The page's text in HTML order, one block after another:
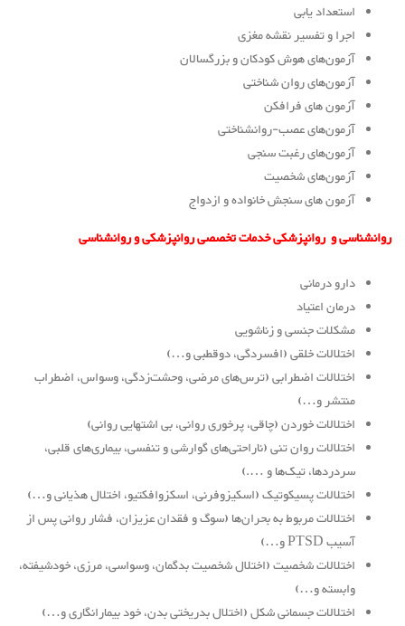
استعداد یابی
اجرا و تفسیر نقشه مغزی
آزمون‌های هوش کودکان و بزرگسالان
آزمون‌های روان شناختی
آزمون های فرافکن
آزمون‌های عصب-روانشناختی
آزمون‌های رغبت سنجی
آزمون‌های شخصیت
آزمون های سنجش خانواده و ازدواج
روانشناسی و روانپزشکیخدمات تخصصی روانپزشکی و روانشناسی
دارو درمانی
درمان اعتیاد
مشکلات جنسی و زناشویی
اختلالات خلقی (افسردگی، دوقطبی و…)
اختلالات اضطرابی (ترس‌های مرضی، وحشت‌زدگی، وسواس، اضطراب
منتشر و…)
اختلالات خوردن (چاقی، پرخوری روانی، بی اشتهایی روانی)
اختلالات روان تنی (ناراحتی‌های گوارشی و تنفسی، بیماری‌های قلبی،
سردردها، تیک‌ها و ….)
اختلالات پسیکوتیک (اسکیزوفرنی، اسکزوافکتیو، اختلال هذیانی و…)
اختلالات مربوط به بحران‌ها (سوگ و فقدان عزیزان، فشار روانی پس از
آسیب PTSD و…)
اختلالات شخصیت (اختلال شخصیت بدگمان، وسواسی، مرزی، خودشیفته،
وابسته و…)
اختلالات جسمانی شکل (اختلال بدریختی بدن، خود بیمارانگاری و…)